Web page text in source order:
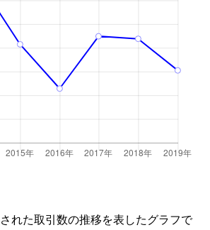
れた取引数の推移を表したグラフで